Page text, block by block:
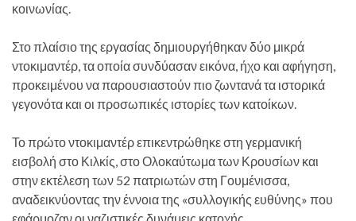
κοινωνίας.
Στο πλαίσιο της εργασίας δημιουργήθηκαν δύο μικρά
ντοκιμαντέρ, τα οποία συνδύασαν εικόνα, ήχο και αφήγηση,
προκειμένου να παρουσιαστούν πιο ζωντανά τα ιστορικά
γεγονότα και οι προσωπικές ιστορίες των κατοίκων.
Το πρώτο ντοκιμαντέρ επικεντρώθηκε στη γερμανική
εισβολή στο Κιλκίς, στο Ολοκαύτωμα των Κρουσίων και
στην εκτέλεση των 52 πατριωτών στη Γουμένισσα,
αναδεικνύοντας την έννοια της «συλλογικής ευθύνης» που